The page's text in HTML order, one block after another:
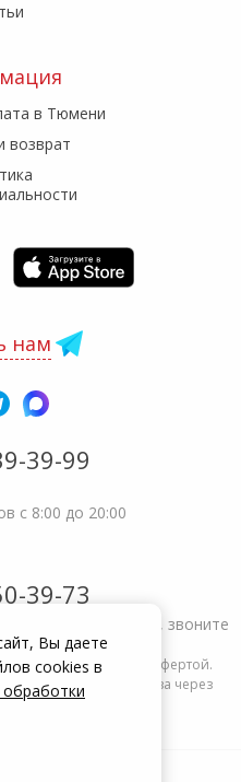
в Тюмени
возврат
нам
39-99
с 8:00 до 20:00
39-73
возникла жалоба, звоните
является публичной офертой.
при оформлении заказа через
zakrepi.ru.
Вы даете
cookies в